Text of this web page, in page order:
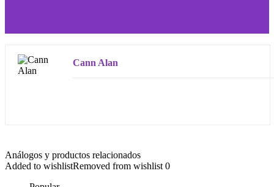
Cann Alan
Análogos y productos relacionados
Added to wishlistRemoved from wishlist 0